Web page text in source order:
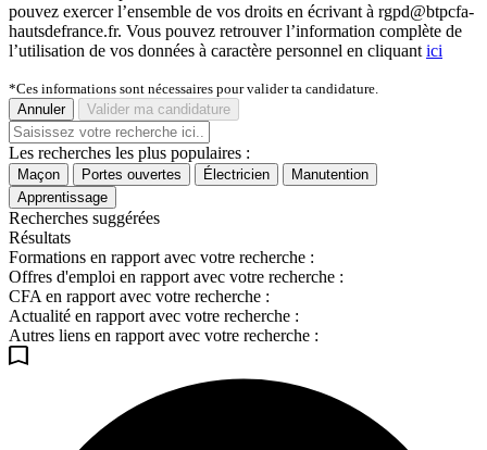
pouvez exercer l’ensemble de vos droits en écrivant à rgpd@btpcfa-
hautsdefrance.fr. Vous pouvez retrouver l’information complète de
l’utilisation de vos données à caractère personnel en cliquant ici
*Ces informations sont nécessaires pour valider ta candidature.
Annuler
Valider ma candidature
Les recherches les plus populaires :
Maçon Portes ouvertes Électricien
Manutention
Apprentissage
Recherches suggérées
Résultats
Formations en rapport avec votre recherche :
Offres d'emploi en rapport avec votre recherche :
CFA en rapport avec votre recherche :
Actualité en rapport avec votre recherche :
Autres liens en rapport avec votre recherche :